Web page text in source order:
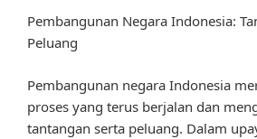
Pembangunan Negara Indonesia:
Peluang
Pembangunan negara Indonesia
proses yang terus berjalan dan
tantangan serta peluang. Dalam